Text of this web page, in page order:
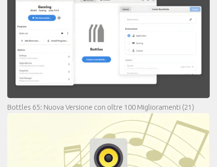
Bottles 65: Nuova Versione con oltre 100 Miglioramenti (21)